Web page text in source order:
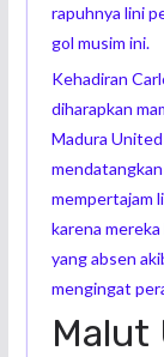
rapuhnya lini
gol musim ini.
Kehadiran
diharapkan
Madura
mempertajam
karena
yang absen
mengingat
Malut